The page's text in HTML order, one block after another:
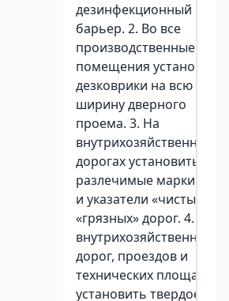
дезинфекционный
барьер. 2. Во все
производственные
помещения установить
дезковрики на всю
ширину дверного
проема. 3. На
внутрихозяйственных
дорогах установить
разлечимые
и указатели «чистых» и
«грязных» дорог. 4. Сети
внутрихозяйственных
дорог, проездов и
технических площадок
установить твердое